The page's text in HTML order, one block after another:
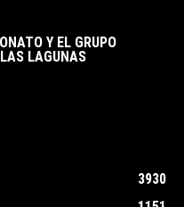
Y EL GRUPO
LAGUNAS
3930